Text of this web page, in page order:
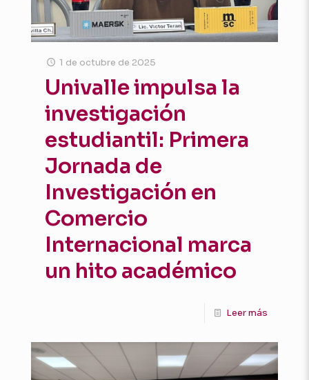
1 de octubre de 2025
Univalle impulsa la
investigación
estudiantil: Primera
Jornada de
Investigación en
Comercio
Internacional marca
un hito académico
Leer más